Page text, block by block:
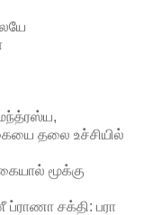
தலை உச்சியில்
மூக்கு
சக்தி: பரா